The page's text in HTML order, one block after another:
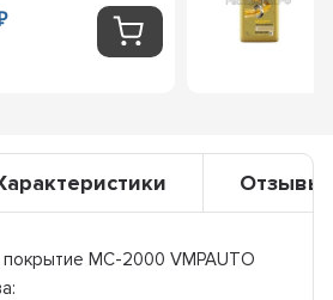
Отзывы
МС-2000 VMPAUTO